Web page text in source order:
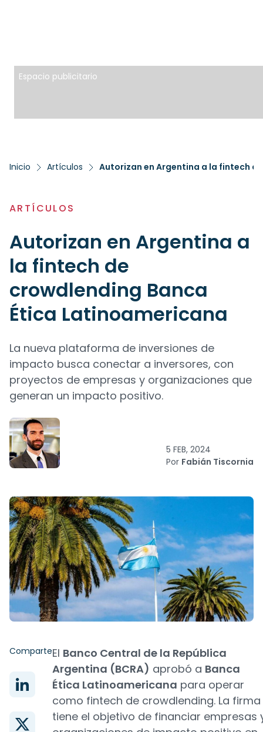
Espacio publicitario
Inicio Artículos Autorizan en Argentina a la fintech
ARTÍCULOS
Autorizan en Argentina a
la fintech de
crowdlending Banca
Ética Latinoamericana
La nueva plataforma de inversiones de
impacto busca conectar a inversores, con
proyectos de empresas y organizaciones que
generan un impacto positivo.
5 FEB, 2024
Por Fabián Tiscornia
ComparteEl Banco Central de la República
Argentina (BCRA) aprobó a Banca
Ética Latinoamericana para operar
como fintech de crowdlending. La firma
tiene el objetivo de financiar empresas